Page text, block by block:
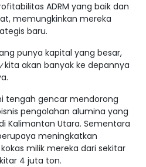
ADRM yang baik dan
memungkinkan mereka
baru.
punya kapital yang besar,
kita akan banyak ke depannya
tengah gencar mendorong
pengolahan alumina yang
Kalimantan Utara. Sementara
meningkatkan
milik mereka dari sekitar
4 juta ton.